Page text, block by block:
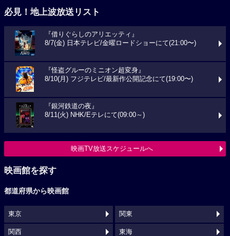
必見！地上波放送リスト
『借りぐらしのアリエッティ』
8/7(金) 日本テレビ/金曜ロードショーにて(21:00〜)
『怪盗グルーのミニオン超変身』
8/10(月) フジテレビ/最新作公開記念にて(19:00〜)
『銀河鉄道の夜』
8/11(火) NHK/Eテレにて(09:00～)
映画TV放送スケジュールへ
映画館を探す
都道府県から映画館
東京 関東
関西 東海